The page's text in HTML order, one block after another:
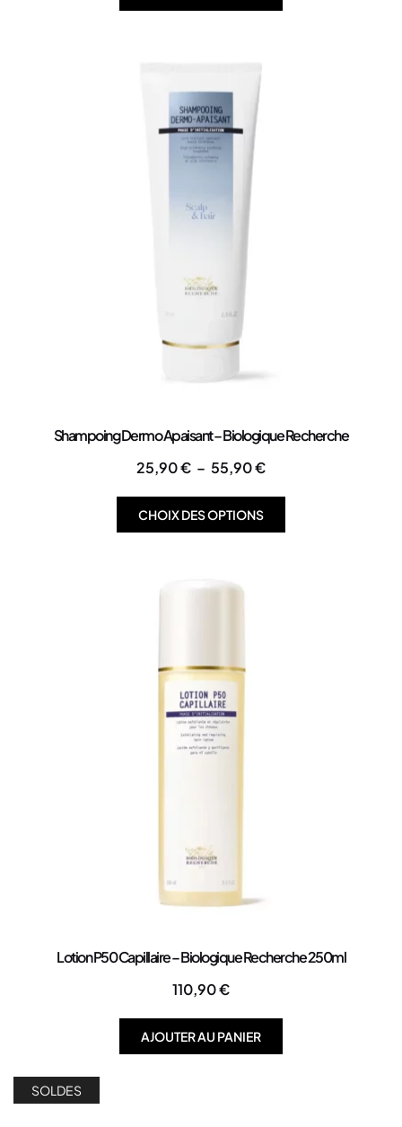
Shampoing Dermo Apaisant – Biologique Recherche
25,90€ – 55,90€
CHOIX DES OPTIONS
Lotion P50 Capillaire – Biologique Recherche 250ml
110,90€
AJOUTER AU PANIER
SOLDES